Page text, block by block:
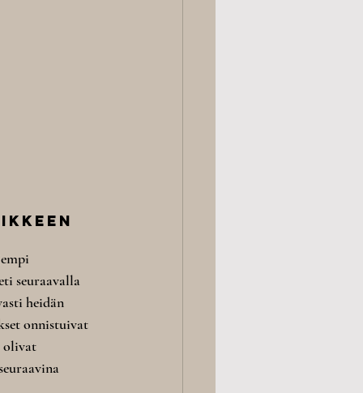
seuraavalla
heidän
onnistuivat
olivat